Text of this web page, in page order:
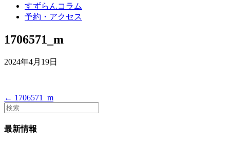
すずらんコラム
予約・アクセス
1706571_m
2024年4月19日
← 1706571_m
最新情報